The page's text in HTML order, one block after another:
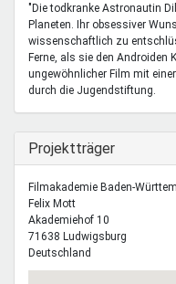
Schule & Beruf
Demokratie & Beteiligung
"Die todkranke Astronautin
Planeten. Ihr obsessiver
wissenschaftlich zu
Ferne, als sie den Androiden
ungewöhnlicher Film mit
durch die Jugendstiftung.
Ausblenden
Projektträger
Filmakademie Baden-
Felix Mott
Akademiehof 10
71638 Ludwigsburg
Deutschland